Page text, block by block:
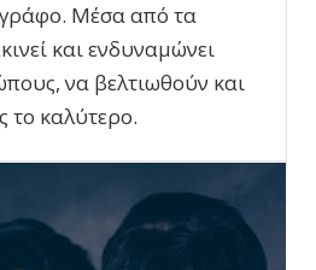
Μέσα από τα
και ενδυναμώνει
να βελτιωθούν και
το καλύτερο.